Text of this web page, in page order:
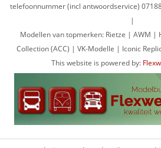
telefoonnummer (incl antwoordservice)
|
Modellen van topmerken: Rietze | AWM |
Collection (ACC) | VK-Modelle | Iconic
This website is powered by: